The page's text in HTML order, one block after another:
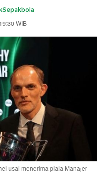
WIB
usai menerima piala Manajer